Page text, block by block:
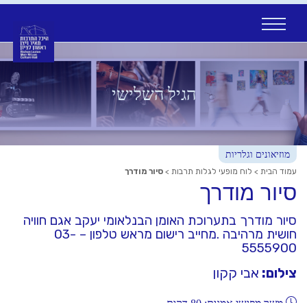
to
content
הגיל השלישי
מוזיאונים וגלריות
עמוד הבית > לוח מופעי לגלות תרבות > סיור מודרך
סיור מודרך
סיור מודרך בתערוכת האומן הבנלאומי יעקב אגם חוויה
חושית מרהיבה .מחייב רישום מראש טלפון – 03-
5555900
צילום: אבי קקון